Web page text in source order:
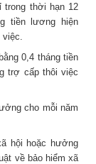
thời hạn 12
tiền lương hiện
0,4 tháng tiền
trợ cấp thôi việc
cho mỗi năm
hội hoặc hưởng
về bảo hiểm xã